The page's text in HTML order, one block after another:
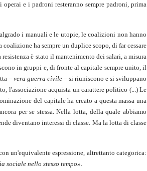
e i padroni resteranno sempre padroni, prima
i manuali e le utopie, le coalizioni non hanno
ha sempre un duplice scopo, di far cessare
è stato il mantenimento dei salari, a misura
in gruppi e, di fronte al capitale sempre unito, il
– vera guerra civile – si riuniscono e si sviluppano
l'associazione acquista un carattere politico (...) Le
del capitale ha creato a questa massa una
per se stessa. Nella lotta, della quale abbiamo
diventano interessi di classe. Ma la lotta di classe
un'equivalente espressione, altrettanto categorica:
sociale nello stesso tempo»